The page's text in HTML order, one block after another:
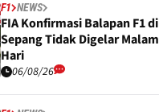
F1 NEWS
FIA Konfirmasi Balapan F1 di
Sepang Tidak Digelar Malam
Hari
06/08/26